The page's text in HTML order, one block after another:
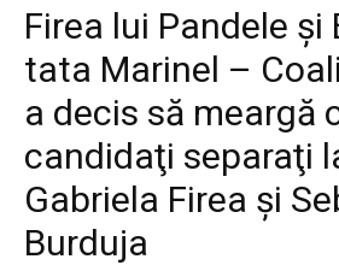
Firea lui Pandele și
tata Marinel –
a decis să meargă
candidaţi separaţi
Gabriela Firea şi
Burduja